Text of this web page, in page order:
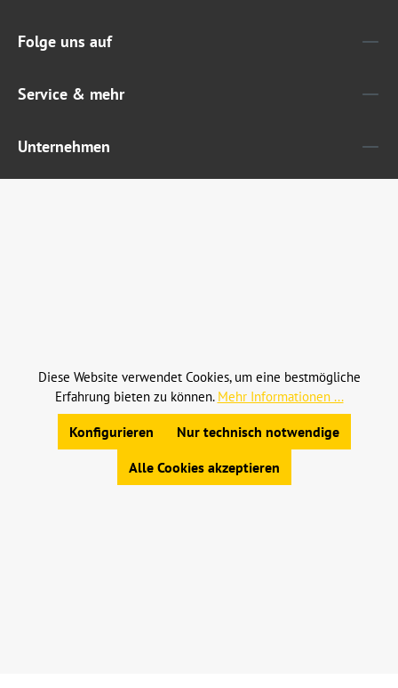
Folge uns auf
Service & mehr
Unternehmen
© 2023 Leinweber Landtechnik GmbH & Co. KG
Allgemeine Geschäftsbedingungen|
Widerrufsbelehrung
Impressum
Diese Website verwendet Cookies, um eine bestmögliche
Erfahrung bieten zu können. Mehr Informationen ...
Nur technisch notwendige
Konfigurieren
Alle Cookies akzeptieren